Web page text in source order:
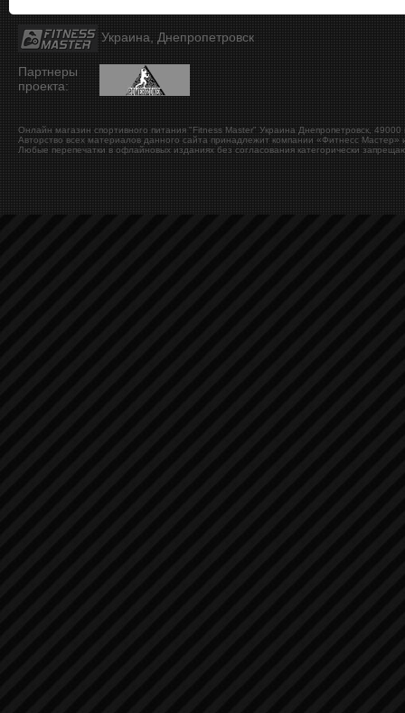
Украина, Днепропетровск
Партнеры
проекта:
Онлайн магазин спортивного питания "Fitness Master" Украина Днепропетровск 49000
Авторство всех материалов данного сайта принадлежит компании «Фитнесс Мастер»
Любые перепечатки в офлайновых изданиях без согласования категорически